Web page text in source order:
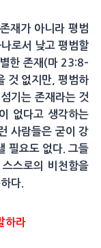
재가 아니라 평범
로서 낮고 평범할
한 존재(마 23:8–
것 없지만, 평범하
기는 존재라는 것
없다고 생각하는
사람들은 굳이 강
필요도 없다. 그들
스로의 비천함을
다.
하라